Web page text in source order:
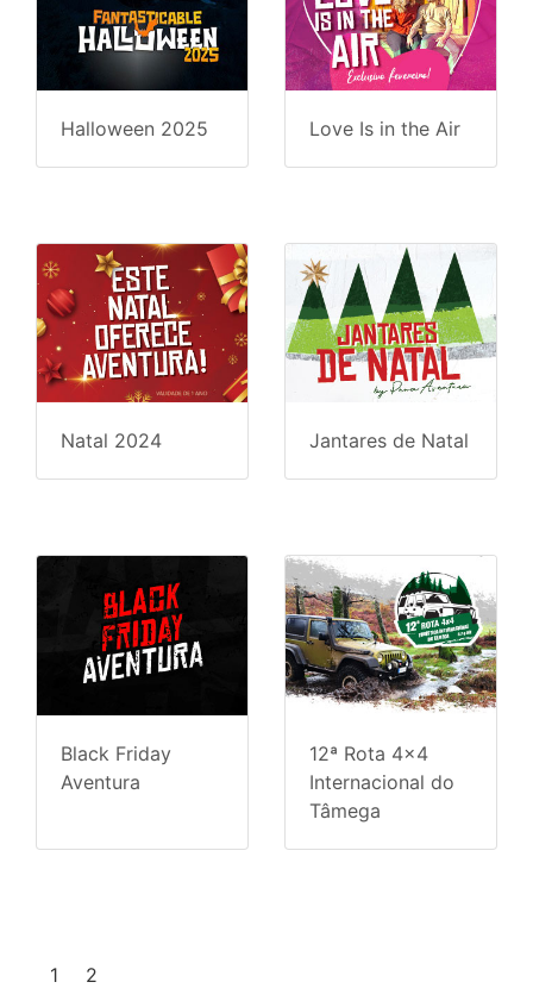
Halloween 2025 Love Is in the Air
Natal 2024 Jantares de Natal
Black Friday
Aventura
12ª Rota 4x4
Internacional do
Tâmega
1 2